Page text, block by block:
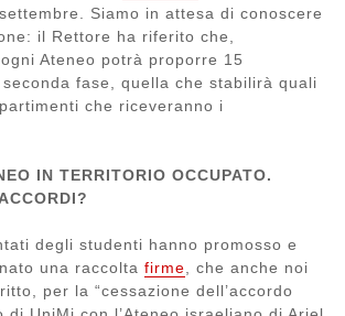
Siamo in attesa di conoscere
il Rettore ha riferito che,
Ateneo potrà proporre 15
fase, quella che stabilirà quali
che riceveranno i
IN TERRITORIO OCCUPATO.
degli studenti hanno promosso e
una raccolta firme , che anche noi
per la “cessazione dell’accordo